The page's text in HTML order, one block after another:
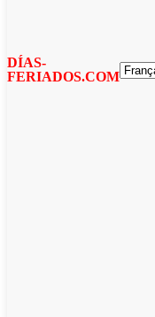
DÍAS-
FERIADOS.COM